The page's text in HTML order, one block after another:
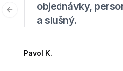
objednávky,
a slušný.
Pavol K.
Previous slide